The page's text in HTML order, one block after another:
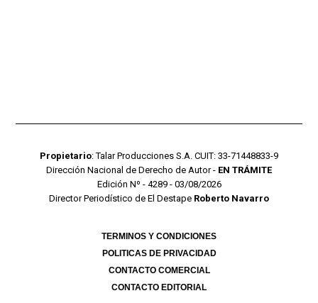
Propietario: Talar Producciones S.A. CUIT: 33-71448833-9
Dirección Nacional de Derecho de Autor - EN TRÁMITE
Edición Nº - 4289 - 03/08/2026
Director Periodístico de El Destape Roberto Navarro
TERMINOS Y CONDICIONES
POLITICAS DE PRIVACIDAD
CONTACTO COMERCIAL
CONTACTO EDITORIAL